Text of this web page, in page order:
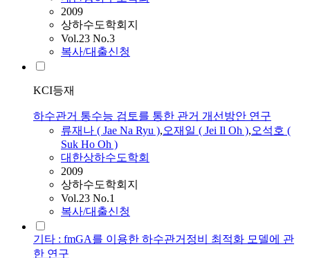
2009
상하수도학회지
Vol.23 No.3
복사/대출신청
KCI등재
하수관거 통수능 검토를 통한 관거 개선방안 연구
류재나 ( Jae Na Ryu ),오재일 ( Jei Il Oh ),오석호 (
Suk Ho Oh )
대한상하수도학회
2009
상하수도학회지
Vol.23 No.1
복사/대출신청
기타 : fmGA를 이용한 하수관거정비 최적화 모델에 관
한 연구